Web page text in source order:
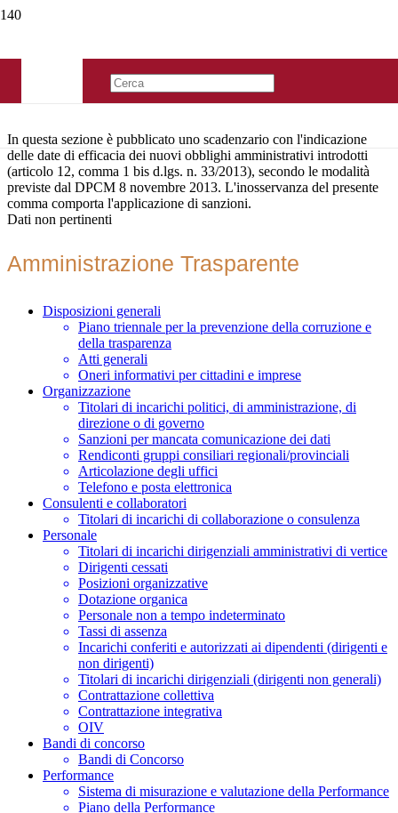
In questa sezione è pubblicato uno scadenzario con l'indicazione
delle date di efficacia dei nuovi obblighi amministrativi introdotti
(articolo 12, comma 1 bis d.lgs. n. 33/2013), secondo le modalità
previste dal DPCM 8 novembre 2013. L'inosservanza del presente
comma comporta l'applicazione di sanzioni.
Dati non pertinenti
Amministrazione Trasparente
Disposizioni generali
Piano triennale per la prevenzione della corruzione e
della trasparenza
Atti generali
Oneri informativi per cittadini e imprese
Organizzazione
Titolari di incarichi politici, di amministrazione, di
direzione o di governo
Sanzioni per mancata comunicazione dei dati
Rendiconti gruppi consiliari regionali/provinciali
Articolazione degli uffici
Telefono e posta elettronica
Consulenti e collaboratori
Titolari di incarichi di collaborazione o consulenza
Personale
Titolari di incarichi dirigenziali amministrativi di vertice
Dirigenti cessati
Posizioni organizzative
Dotazione organica
Personale non a tempo indeterminato
Tassi di assenza
Incarichi conferiti e autorizzati ai dipendenti (dirigenti e
non dirigenti)
Titolari di incarichi dirigenziali (dirigenti non generali)
Contrattazione collettiva
Contrattazione integrativa
OIV
Bandi di concorso
Bandi di Concorso
Performance
Sistema di misurazione e valutazione della Performance
Piano della Performance